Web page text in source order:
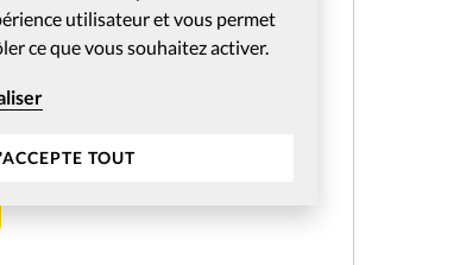
utilisateur et vous permet
ce que vous souhaitez activer.
TOUT
la
Azur a du plomb